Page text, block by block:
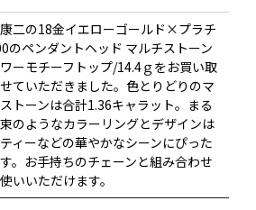
二の18金イエローゴールド×プラチ
のペンダントヘッド マルチストーン
ーモチーフトップ/14.4ｇをお買い取
ていただきました。色とりどりのマ
トーンは合計1.36キャラット。まる
のようなカラーリングとデザインは
ィーなどの華やかなシーンにぴった
。お手持ちのチェーンと組み合わせ
いいただけます。